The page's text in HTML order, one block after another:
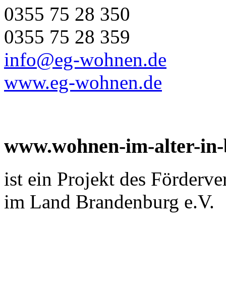
0355 75 28 350
0355 75 28 359
info@eg-wohnen.de
www.eg-wohnen.de
www.wohnen-im-alter-
ist ein Projekt des
im Land Brandenburg e.V.